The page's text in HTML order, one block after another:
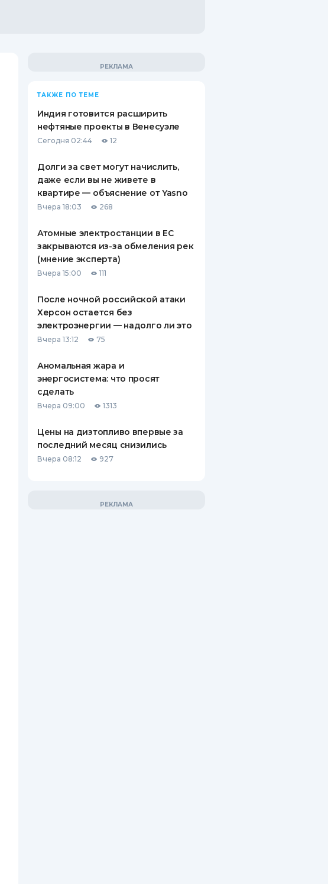
ТАКЖЕ ПО ТЕМЕ
Индия готовится расширить
нефтяные проекты в Венесуэле
Сегодня 02:44 12
Долги за свет могут начислить,
даже если вы не живете в
квартире — объяснение от Yasno
Вчера 18:03 268
Атомные электростанции в ЕС
закрываются из-за обмеления рек
(мнение эксперта)
Вчера 15:00 111
После ночной российской атаки
Херсон остается без
электроэнергии — надолго ли это
Вчера 13:12 75
Аномальная жара и
энергосистема: что просят
сделать
Вчера 09:00 1313
Цены на дизтопливо впервые за
последний месяц снизились
Вчера 08:12 927